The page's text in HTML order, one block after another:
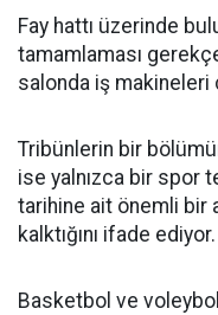
Fay hattı üzerinde
tamamlaması
salonda iş makineleri
Tribünlerin bir
ise yalnızca bir spor
tarihine ait önemli bir
kalktığını ifade ediyor.
Basketbol ve